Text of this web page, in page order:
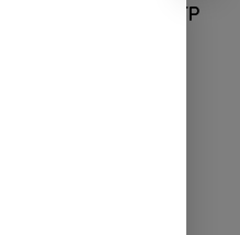
Cukup Pakai KTP